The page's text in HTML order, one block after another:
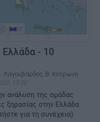
Ελλάδα - 10
Λαγουβάρδος, Β. Κοτρώνη
13:00
ανάλυση της ομάδας
ξηρασίας στην Ελλάδα
για τη συνέχεια)